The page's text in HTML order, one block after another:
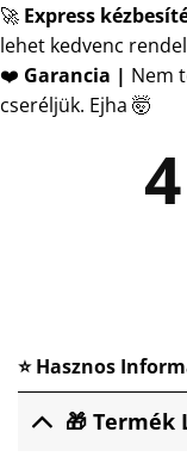
🚀 Express
lehet kedvenc
❤️ Garancia | Nem
cseréljük. Ejha 🤯
⭐ Hasznos
🎁 Termék